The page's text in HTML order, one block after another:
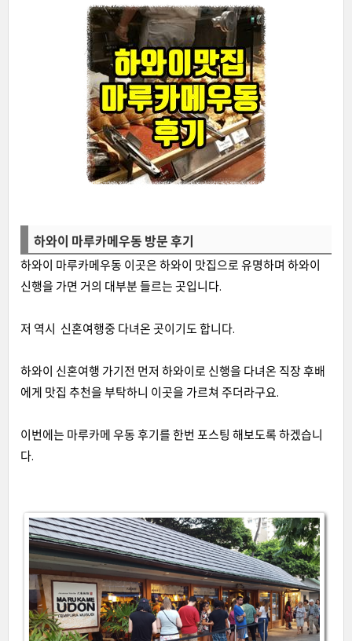
하와이 마루카메우동 방문 후기
하와이 마루카메우동 이곳은 하와이 맛집으로 유명하며 하와이
신행을 가면 거의 대부분 들르는 곳입니다.
저 역시 신혼여행중 다녀온 곳이기도 합니다.
하와이 신혼여행 가기전 먼저 하와이로 신행을 다녀온 직장 후배
에게 맛집 추천을 부탁하니 이곳을 가르쳐 주더라구요.
이번에는 마루카메 우동 후기를 한번 포스팅 해보도록 하겠습니
다.